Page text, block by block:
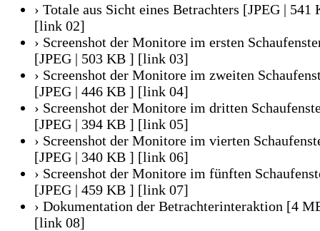
› Totale aus Sicht eines Betrachters [JPEG | 541
[link 02]
› Screenshot der Monitore im ersten
[JPEG | 503 KB ] [link 03]
› Screenshot der Monitore im zweiten
[JPEG | 446 KB ] [link 04]
› Screenshot der Monitore im dritten
[JPEG | 394 KB ] [link 05]
› Screenshot der Monitore im vierten
[JPEG | 340 KB ] [link 06]
› Screenshot der Monitore im fünften
[JPEG | 459 KB ] [link 07]
› Dokumentation der Betrachterinteraktion [4
[link 08]